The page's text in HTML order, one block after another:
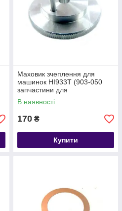
Маховик зчеплення для
машинок HI933T (903-050
запчастини для
радіокерованих моделей
Himoto)
В наявності
170 ₴
Купити